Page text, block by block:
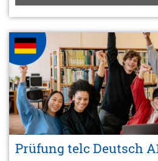
Prüfung telc Deutsch